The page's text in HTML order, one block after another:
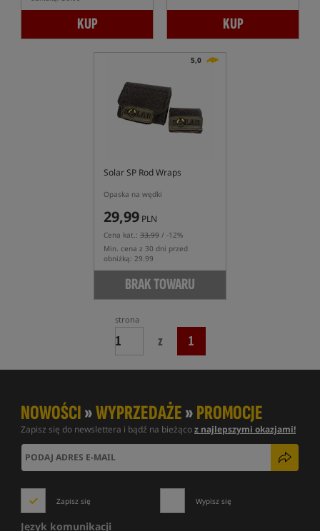
KUP KUP
5,0
Solar SP Rod Wraps
Opaska na wędki
29,99 PLN
Cena kat.: 33,99 / -12%
Min. cena z 30 dni przed
obniżką: 29.99
BRAK TOWARU
strona
z 1
NOWOŚCI»WYPRZEDAŻE»PROMOCJE
Zapisz się do newslettera i bądź na bieżącoz najlepszymi okazjami!
Zapisz się Wypisz się
Język komunikacji